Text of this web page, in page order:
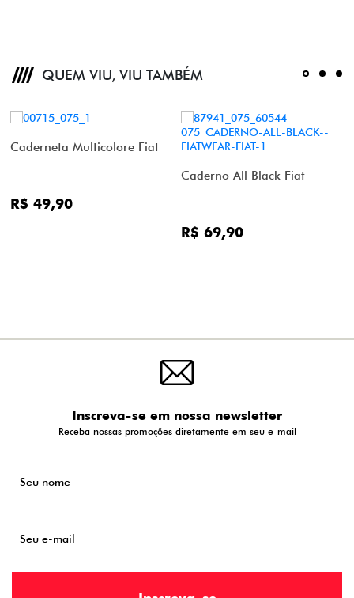
QUEM VIU, VIU TAMBÉM
Caderneta Multicolore Fiat
R$ 49,90
Caderno All Black Fiat
R$ 69,90
Inscreva-se em nossa newsletter
Receba nossas promoções diretamente em seu e-mail